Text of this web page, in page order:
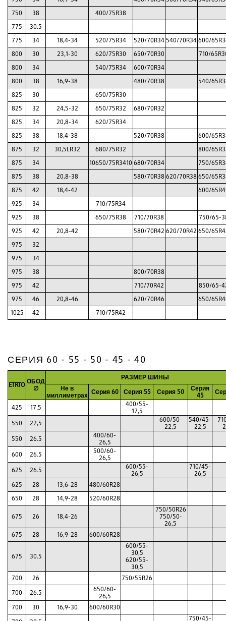
750
38
400/75R38
775
30.5
775
34 18,4-34 520/75R34 520/70R34 540/70R34 600/
800
30 23,1-30 620/75R30 650/70R30
710/
800
34 540/75R34
600/70R34
800
38 16,9-38 480/70R38
540/
825
30
650/75R30
825
32 24,5-32 650/75R32
680/70R32
825
34 20,8-34
620/75R34
825
38 18,4-38 520/70R38
600/
875
32 30,5LR32 680/75R32
800/
875
34 10650/75R3410 680/70R34
750/
875
38 20,8-38 580/70R38 620/70R38 650/
875
42 18,4-42
600/
925
34
710/75R34
925
38 650/75R38 710/70R38
750/65-
925
42 20,8-42 580/70R42 620/70R42 650/
975
32
975
34
975
38
800/70R38
975
42 710/70R42
850/65-
975
46 20,8-46 620/70R46
650/
1025
42 710/75R42
СЕРИЯ 60 - 55 - 50 - 45 - 40
ETRTO ОБОД
∅
РАЗМЕР ШИНЫ
Не в
миллиметрах Серия 60 Серия 55 Серия 50
Серия
45
425 17.5
400/55-
17,5
550
22,5
600/50-
22,5
540/45-
22,5
550
26.5
400/60-
26,5
600
26.5
500/60-
26,5
625
26.5
600/55-
26,5
710/45-
26,5
625
28 13,6-28
480/60R28
650
28 14,9-28 520/60R28
675 26 18,4-26
750/50R26
750/50-
26,5
675
28 16,9-28 600/60R28
675 30.5
600/55-
30,5
620/55-
30,5
700
26
750/55R26
700
26.5
650/60-
26,5
700
30 16,9-30
600/60R30
750/45-